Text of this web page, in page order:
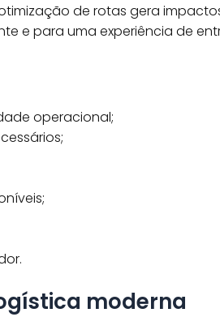
de rotas gera
e para uma experiência de
operacional;
moderna